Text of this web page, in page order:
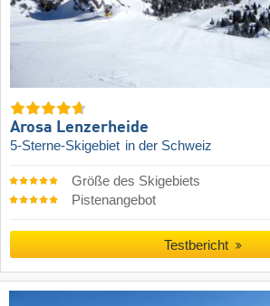
Arosa Lenzerheide
5-Sterne-Skigebiet in der Schweiz
Größe des Skigebiets
Pistenangebot
Testbericht